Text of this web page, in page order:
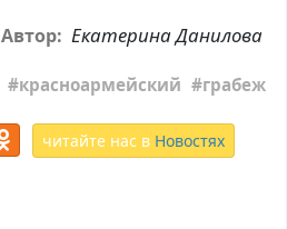
Автор: Екатерина Данилова
красноармейский грабеж
читайте нас в Новостях